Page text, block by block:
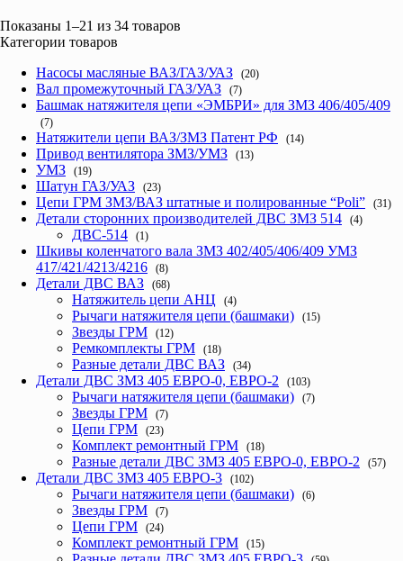
Показаны 1–21 из 34 товаров
Категории товаров
Насосы масляные ВАЗ/ГАЗ/УАЗ
(20)
Вал промежуточный ГАЗ/УАЗ (7)
Башмак натяжителя цепи «ЭМБРИ» для ЗМЗ 406/405/409
(7)
Натяжители цепи ВАЗ/ЗМЗ Патент РФ (14)
Привод вентилятора ЗМЗ/УМЗ (13)
УМЗ (19)
Шатун ГАЗ/УАЗ (23)
Цепи ГРМ ЗМЗ/ВАЗ штатные и полированные “Poli” (31)
Детали сторонних производителей ДВС ЗМЗ 514 (4)
ДВС-514 (1)
Шкивы коленчатого вала ЗМЗ 402/405/406/409 УМЗ
417/421/4213/4216
(8)
Детали ДВС ВАЗ (68)
Натяжитель цепи АНЦ (4)
Рычаги натяжителя цепи (башмаки) (15)
Звезды ГРМ (12)
Ремкомплекты ГРМ (18)
Разные детали ДВС ВАЗ (34)
Детали ДВС ЗМЗ 405 ЕВРО-0, ЕВРО-2 (103)
Рычаги натяжителя цепи (башмаки) (7)
Звезды ГРМ (7)
Цепи ГРМ (23)
Комплект ремонтный ГРМ (18)
Разные детали ДВС ЗМЗ 405 ЕВРО-0, ЕВРО-2 (57)
Детали ДВС ЗМЗ 405 ЕВРО-3 (102)
Рычаги натяжителя цепи (башмаки) (6)
Звезды ГРМ (7)
Цепи ГРМ (24)
Комплект ремонтный ГРМ (15)